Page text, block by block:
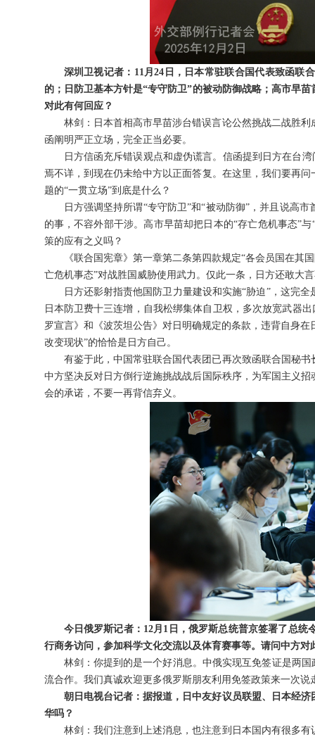
深圳卫视记者：11月24日，日本常驻联合国代表致函联
的；日防卫基本方针是“专守防卫”的被动防御战略；高市早
对此有何回应？
林剑：日本首相高市早苗涉台错误言论公然挑战二战胜
函阐明严正立场，完全正当必要。
日方信函充斥错误观点和虚伪谎言。信函提到日方在台
焉不详，到现在仍未给中方以正面答复。在这里，我们要再
题的“一贯立场”到底是什么？
日方强调坚持所谓“专守防卫”和“被动防御”，并且说高
的事，不容外部干涉。高市早苗却把日本的“存亡危机事态”
策的应有之义吗？
《联合国宪章》第一章第二条第四款规定“各会员国在其
亡危机事态”对战胜国威胁使用武力。仅此一条，日方还敢大
日方还影射指责他国防卫力量建设和实施“胁迫”，这完
日本防卫费十三连增，自我松绑集体自卫权，多次放宽武器
罗宣言》和《波茨坦公告》对日明确规定的条款，违背自身
改变现状”的恰恰是日方自己。
有鉴于此，中国常驻联合国代表团已再次致函联合国秘
中方坚决反对日方倒行逆施挑战战后国际秩序，为军国主义
会的承诺，不要一再背信弃义。
今日俄罗斯记者： 12月 1 日，俄罗斯总统普京签署了总统
行商务访问，参加科学文化交流以及体育赛事等。请问中方对
林剑：你提到的是一个好消息。中俄实现互免签证是两
流合作。我们真诚欢迎更多俄罗斯朋友利用免签政策来一次
朝日电视台记者：据报道，日中友好议员联盟、日本经
华吗？
林剑：我们注意到上述消息，也注意到日本国内有很多